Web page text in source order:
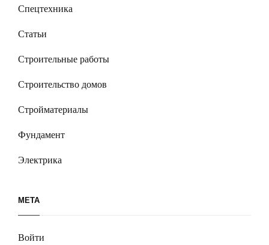
Спецтехника
Статьи
Строительные работы
Строительство домов
Стройматериалы
Фундамент
Электрика
МЕТА
Войти